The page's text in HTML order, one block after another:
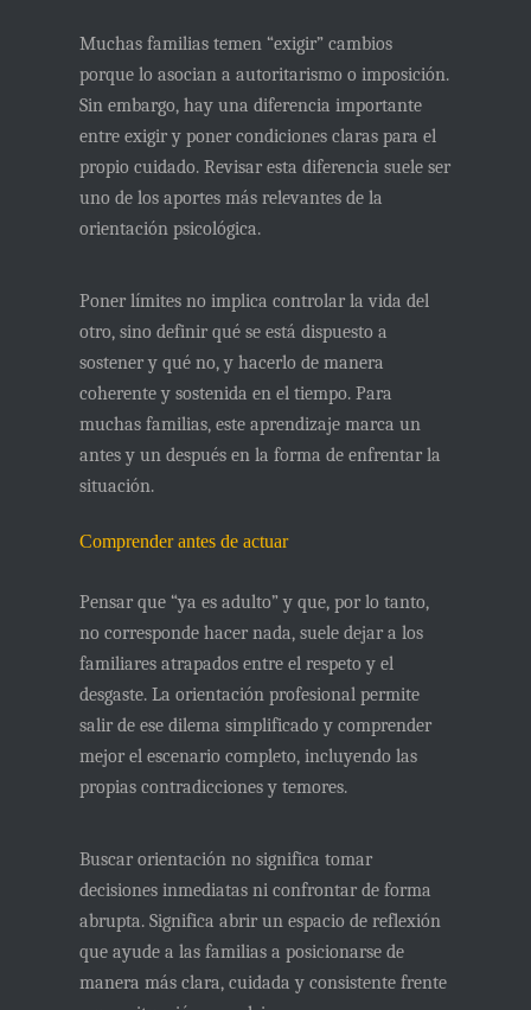
Muchas familias temen “exigir” cambios
porque lo asocian a autoritarismo o imposición.
Sin embargo, hay una diferencia importante
entre exigir yponer condiciones claras para el
propio cuidado. Revisar esta diferencia suele ser
uno de los aportes más relevantes de la
orientación psicológica.
Poner límites no implica controlar la vida del
otro, sinodefinir qué se está dispuesto a
sostener y qué no, y hacerlo de manera
coherente y sostenida en el tiempo. Para
muchas familias, este aprendizaje marca un
antes y un después en la forma de enfrentar la
situación.
Comprender antes de actuar
Pensar que “ya es adulto” y que, por lo tanto,
no corresponde hacer nada, suele dejar a los
familiares atrapados entre el respeto y el
desgaste. La orientación profesional permite
salir de ese dilema simplificado ycomprender
mejor el escenario completo, incluyendo las
propias contradicciones y temores.
Buscar orientación no significa tomar
decisiones inmediatas ni confrontar de forma
abrupta. Significa abrir un espacio de reflexión
que ayude a las familias a posicionarse de
manera más clara, cuidada y consistente frente